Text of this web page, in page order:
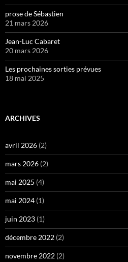
prose de Sébastien
21 mars 2026
Jean-Luc Cabaret
20 mars 2026
Les prochaines sorties prévues
18 mai 2025
ARCHIVES
avril 2026 (2)
mars 2026 (2)
mai 2025 (4)
mai 2024 (1)
juin 2023 (1)
décembre 2022 (2)
novembre 2022 (2)